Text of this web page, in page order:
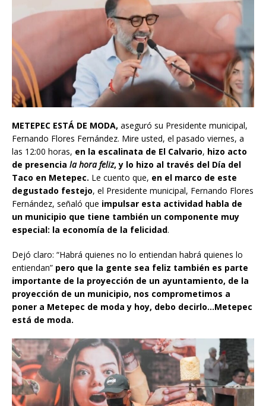
METEPEC ESTÁ DE MODA, aseguró su Presidente municipal,
Fernando Flores Fernández. Mire usted, el pasado viernes, a
las 12:00 horas, en la escalinata de El Calvario, hizo acto
de presencia la hora feliz, y lo hizo al través del Día del
Taco en Metepec. Le cuento que, en el marco de este
degustado festejo, el Presidente municipal, Fernando Flores
Fernández, señaló que impulsar esta actividad habla de
un municipio que tiene también un componente muy
especial: la economía de la felicidad.
Dejó claro: “Habrá quienes no lo entiendan habrá quienes lo
entiendan” pero que la gente sea feliz también es parte
importante de la proyección de un ayuntamiento, de la
proyección de un municipio, nos comprometimos a
poner a Metepec de moda y hoy, debo decirlo…Metepec
está de moda.